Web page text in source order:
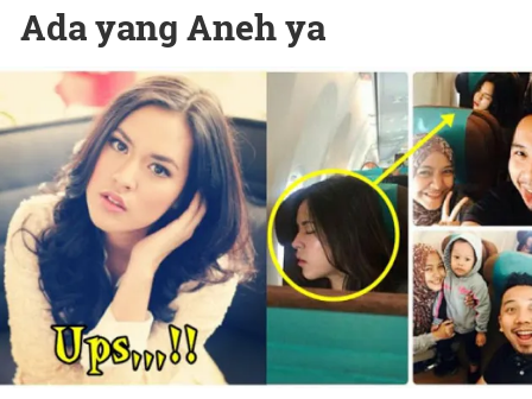
Ada yang Aneh ya